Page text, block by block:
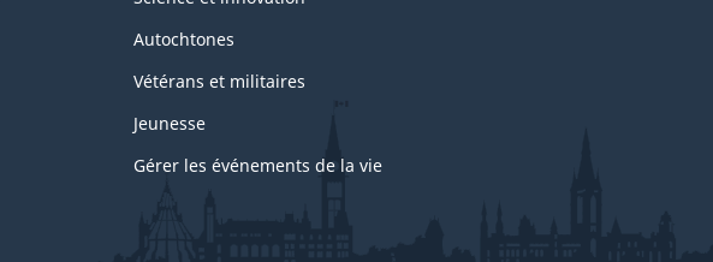
Autochtones
Vétérans et militaires
Jeunesse
Gérer les événements de la vie